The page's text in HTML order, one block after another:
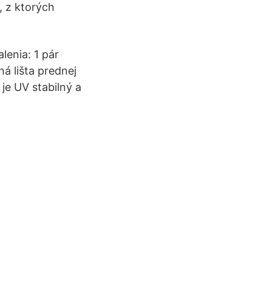
z ktorých
1 pár
lišta prednej
UV stabilný a